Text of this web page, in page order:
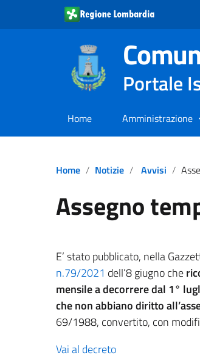
Portale
Home Amministrazione
Home Notizie Avvisi
Assegno
E’ stato pubblicato, nella
n.79/2021 dell’8 giugno che
mensilea decorrere dal 1°
che non abbiano diritto
69/1988, convertito, con
Vai al decreto